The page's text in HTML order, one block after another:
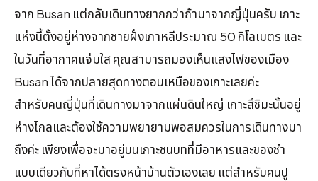
จาก Busan แต่กลับเดินทางยากกว่าถ้ามาจากญี่ปุ่นครับ เกาะ
แห่งนี้ตั้งอยู่ห่างจากชายฝั่งเกาหลีประมาณ 50 กิโลเมตร และ
ในวันที่อากาศแจ่มใส คุณสามารถมองเห็นแสงไฟของเมือง
Busan ได้จากปลายสุดทางตอนเหนือของเกาะเลยค่ะ
สำหรับคนญี่ปุ่นที่เดินทางมาจากแผ่นดินใหญ่ เกาะสึชิมะนั้นอยู่
ห่างไกลและต้องใช้ความพยายามพอสมควรในการเดินทางมา
ถึงค่ะ เพียงเพื่อจะมาอยู่บนเกาะชนบทที่มีอาหารและของชำ
แบบเดียวกับที่หาได้ตรงหน้าบ้านตัวเองเลย แต่สำหรับคนปู